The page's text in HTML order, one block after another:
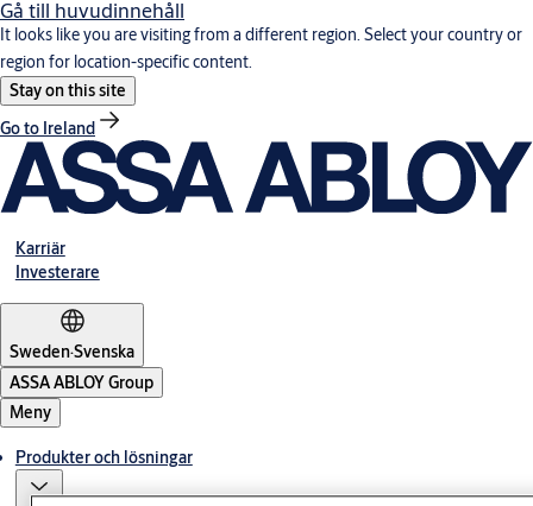
Gå till huvudinnehåll
It looks like you are visiting from a different region. Select your country or
region for location-specific content.
Stay on this site
Go to Ireland
Karriär
Investerare
Sweden·Svenska
ASSA ABLOY Group
Meny
Produkter och lösningar